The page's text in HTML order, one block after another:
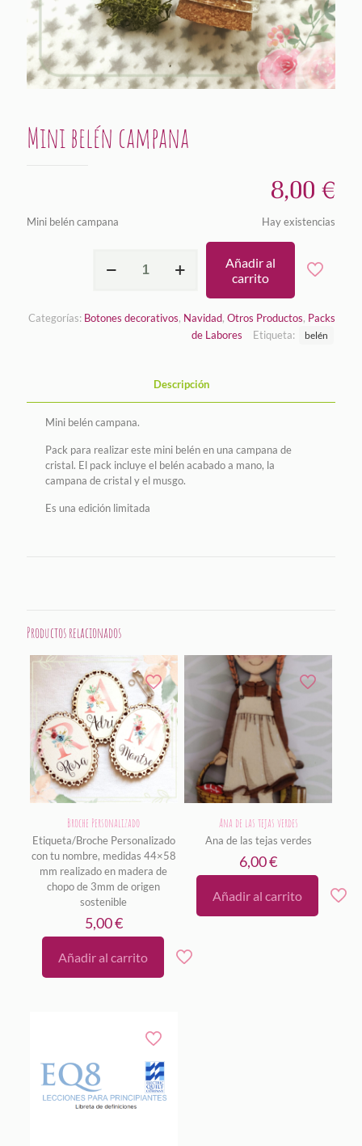
Mini belén campana
8,00 €
Mini belén campana Hay existencias
belén
Añadir al
carrito
Categorías: Botones decorativos, Navidad, Otros Productos, Packs
de Labores
Etiqueta: belén
Descripción
Mini belén campana.
Pack para realizar este mini belén en una campana de
cristal. El pack incluye el belén acabado a mano, la
campana de cristal y el musgo.
Es una edición limitada
Productos relacionados
Broche Personalizado
Etiqueta/Broche Personalizado
con tu nombre, medidas 44×58
mm realizado en madera de
chopo de 3mm de origen
sostenible
5,00€
Añadir al carrito
Ana de las tejas verdes
Ana de las tejas verdes
6,00€
Añadir al carrito